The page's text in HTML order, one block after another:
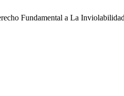
Fundamental a La